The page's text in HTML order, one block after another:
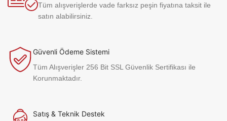
Tüm alışverişlerde vade farksız peşin fiyatına taksit ile
satın alabilirsiniz.
Güvenli Ödeme Sistemi
Tüm Alışverişler 256 Bit SSL Güvenlik Sertifikası ile
Korunmaktadır.
Satış & Teknik Destek